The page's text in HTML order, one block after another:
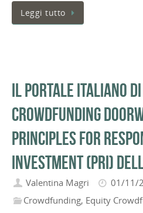
Leggi tutto
Il portale italiano
crowdfunding
Principles for
Investment (PRI)
Valentina Magri
01/11/
Crowdfunding, Equity